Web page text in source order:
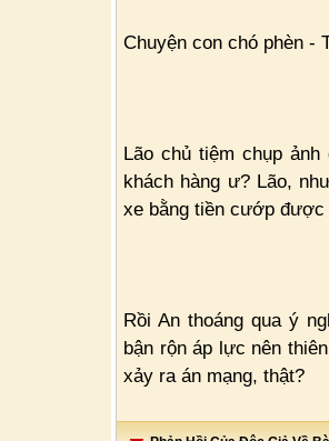
C­huyện con chó phèn -
Lão chủ tiệm chụp
khách hàng ư? Lão,
xe bằng tiền cướp được
Rồi An thoáng qua ý
bận rộn áp lực nên
xảy ra án mạng, thật?